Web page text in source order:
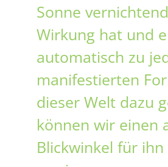
Sonne
Wirkung hat und
automatisch zu
manifestierten
dieser Welt dazu
können wir einen
Blickwinkel für ihn